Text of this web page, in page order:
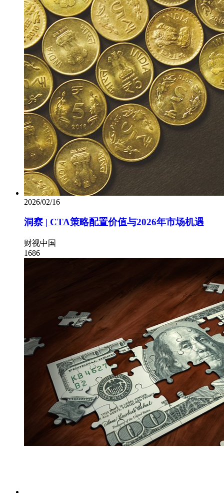
2026/02/16
洞察 | CTA策略配置价值与2026年市场机遇
财视中国
1686